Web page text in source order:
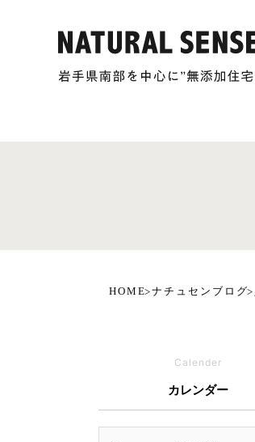
HOME ナチュセンブログ
Calender
カレンダー